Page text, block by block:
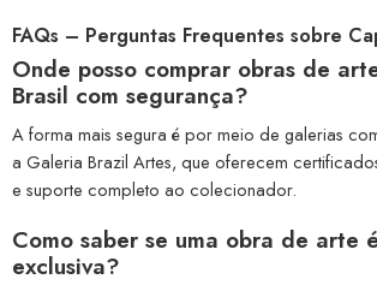
FAQs – Perguntas Frequentes sobre
Onde posso comprar obras de
Brasil com segurança?
A forma mais segura é por meio de galerias
a Galeria Brazil Artes, que oferecem
e suporte completo ao colecionador.
Como saber se uma obra de arte
exclusiva?